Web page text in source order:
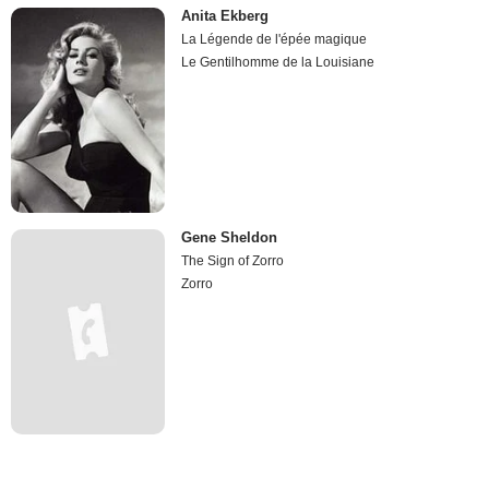
Anita Ekberg
La Légende de l'épée magique
Le Gentilhomme de la Louisiane
Gene Sheldon
The Sign of Zorro
Zorro